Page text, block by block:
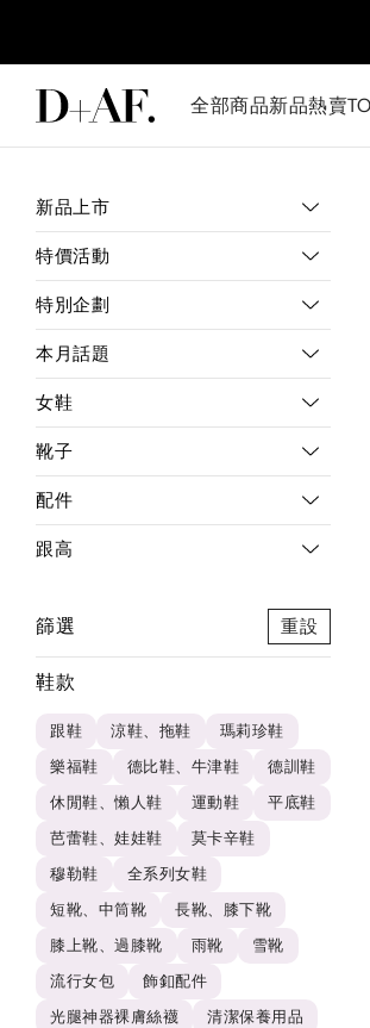
全部商品新品熱賣
新品上市
特價活動
特別企劃
本月話題
女鞋
靴子
配件
跟高
篩選 重設
鞋款
跟鞋 涼鞋、拖鞋
瑪莉珍鞋
樂福鞋
德比鞋、牛津鞋
德訓鞋
休閒鞋、懶人鞋
運動鞋
平底鞋
芭蕾鞋、娃娃鞋
莫卡辛鞋
穆勒鞋
全系列女鞋
短靴、中筒靴
長靴、膝下靴
膝上靴、過膝靴
雨靴
雪靴
流行女包
飾釦配件
光腿神器裸膚絲襪
清潔保養用品